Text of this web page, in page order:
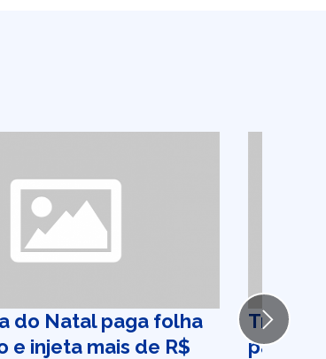
do Natal paga folha
e injeta mais de R$
pagos
Next